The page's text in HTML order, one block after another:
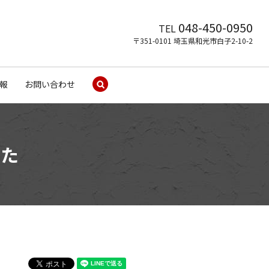
お問い合わせ
TEL 048-450-0950
〒351-0101 埼玉県和光市白子2-10-2